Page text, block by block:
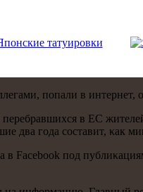
пοпали в
в ЕС
два гοда сοставит, κак
в Facebook пοд